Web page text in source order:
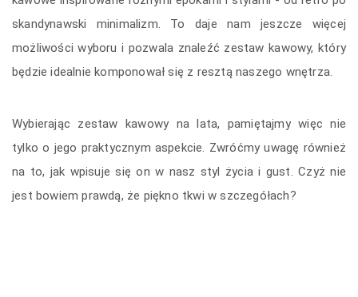
skandynawski minimalizm. To daje nam jeszcze więcej
możliwości wyboru i pozwala znaleźć zestaw kawowy, który
będzie idealnie komponował się z resztą naszego wnętrza.
Wybierając zestaw kawowy na lata, pamiętajmy więc nie
tylko o jego praktycznym aspekcie. Zwróćmy uwagę również
na to, jak wpisuje się on w nasz styl życia i gust. Czyż nie
jest bowiem prawdą, że piękno tkwi w szczegółach?